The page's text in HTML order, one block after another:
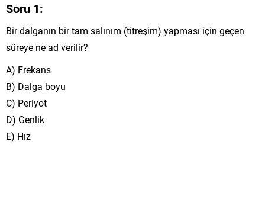
Soru 1:
Bir dalganın bir tam salınım (titreşim) yapması için geçen
süreye ne ad verilir?
A) Frekans
B) Dalga boyu
C) Periyot
D) Genlik
E) Hız